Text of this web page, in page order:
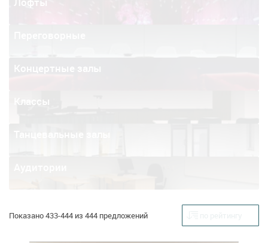
Классы
Показано 433-444 из 444 предложений